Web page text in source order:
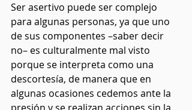
Ser asertivo puede ser complejo
para algunas personas, ya que uno
de sus componentes –saber decir
no– es culturalmente mal visto
porque se interpreta como una
descortesía, de manera que en
algunas ocasiones cedemos ante la